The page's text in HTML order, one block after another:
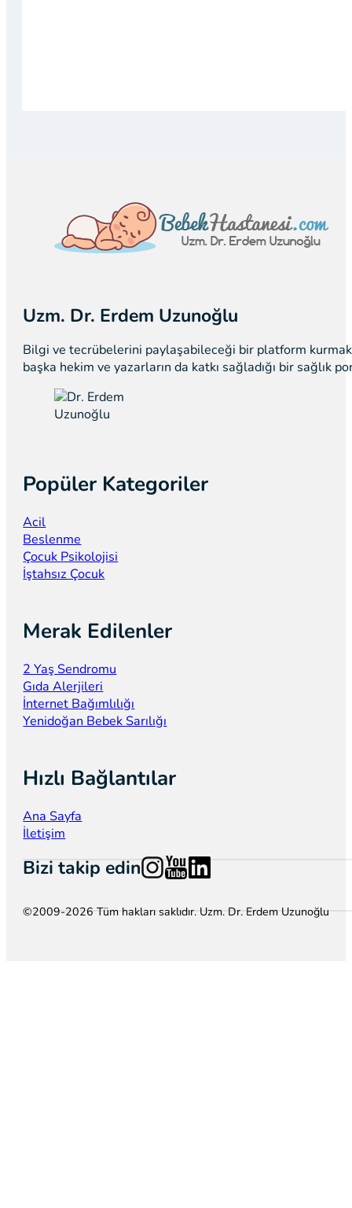
Uzm. Dr. Erdem Uzunoğlu
Bilgi ve tecrübelerini paylaşabileceği bir platform kurmak
başka hekim ve yazarların da katkı sağladığı bir sağlık
Popüler Kategoriler
Acil
Beslenme
Çocuk Psikolojisi
İştahsız Çocuk
Merak Edilenler
2 Yaş Sendromu
Gıda Alerjileri
İnternet Bağımlılığı
Yenidoğan Bebek Sarılığı
Hızlı Bağlantılar
Ana Sayfa
İletişim
Bizi takip edinFollow us on Instagram
Follow us on YouTube
Follow us on LinkedIn
©2009-2026 Tüm hakları saklıdır. Uzm. Dr. Erdem Uzunoğlu